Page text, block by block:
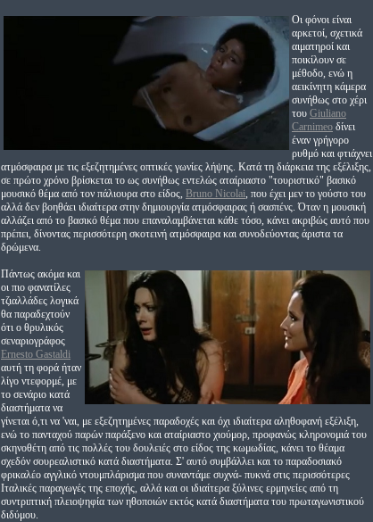
Οι φόνοι είναι
αρκετοί, σχετικά
αιματηροί και
ποικίλουν σε
μέθοδο, ενώ η
αεικίνητη κάμερα
συνήθως στο χέρι
του Giuliano
Carnimeo δίνει
έναν γρήγορο
ρυθμό και φτιάχνει
ατμόσφαιρα με τις εξεζητημένες οπτικές γωνίες λήψης. Κατά τη διάρκεια της εξέλιξης,
σε πρώτο χρόνο βρίσκεται το ως συνήθως εντελώς αταίριαστο "τουριστικό" βασικό
μουσικό θέμα από τον πάλιουρα στο είδος, Bruno Nicolai, που έχει μεν το γούστο του
αλλά δεν βοηθάει ιδιαίτερα στην δημιουργία ατμόσφαιρας ή σασπένς. Όταν η μουσική
αλλάζει από το βασικό θέμα που επαναλαμβάνεται κάθε τόσο, κάνει ακριβώς αυτό που
πρέπει, δίνοντας περισσότερη σκοτεινή ατμόσφαιρα και συνοδεύοντας άριστα τα
δρώμενα.
Πάντως ακόμα και
οι πιο φανατίλες
τζιαλλάδες λογικά
θα παραδεχτούν
ότι ο θρυλικός
σεναριογράφος
Ernesto Gastaldi
αυτή τη φορά ήταν
λίγο ντεφορμέ, με
το σενάριο κατά
διαστήματα να
γίνεται ό,τι να 'ναι, με εξεζητημένες παραδοχές και όχι ιδιαίτερα αληθοφανή εξέλιξη,
ενώ το πανταχού παρών παράξενο και αταίριαστο χιούμορ, προφανώς κληρονομιά του
σκηνοθέτη από τις πολλές του δουλειές στο είδος της κωμωδίας, κάνει το θέαμα
σχεδόν σουρεαλιστικό κατά διαστήματα. Σ' αυτό συμβάλλει και το παραδοσιακό
φρικαλέο αγγλικό ντουμπλάρισμα που συναντάμε συχνά- πυκνά στις περισσότερες
Ιταλικές παραγωγές της εποχής, αλλά και οι ιδιαίτερα ξύλινες ερμηνείες από τη
συντριπτική πλειοψηφία των ηθοποιών εκτός κατά διαστήματα του πρωταγωνιστικού
διδύμου.